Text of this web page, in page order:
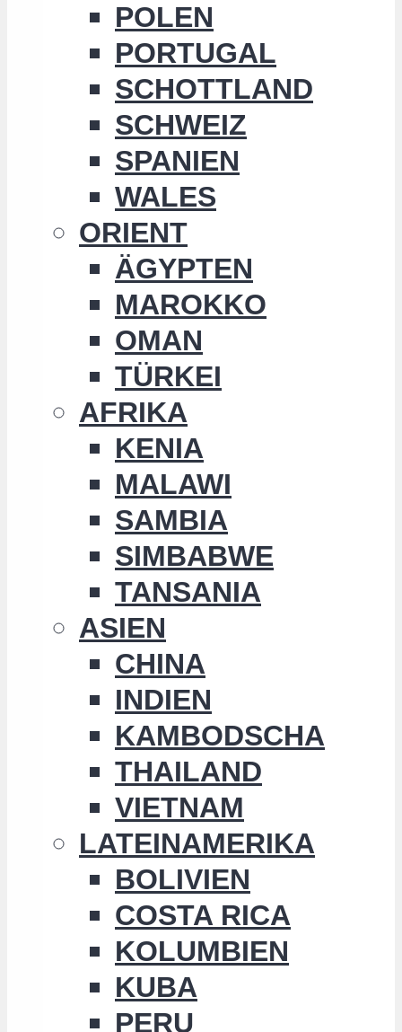
POLEN
PORTUGAL
SCHOTTLAND
SCHWEIZ
SPANIEN
WALES
ORIENT
ÄGYPTEN
MAROKKO
OMAN
TÜRKEI
AFRIKA
KENIA
MALAWI
SAMBIA
SIMBABWE
TANSANIA
ASIEN
CHINA
INDIEN
KAMBODSCHA
THAILAND
VIETNAM
LATEINAMERIKA
BOLIVIEN
COSTA RICA
KOLUMBIEN
KUBA
PERU